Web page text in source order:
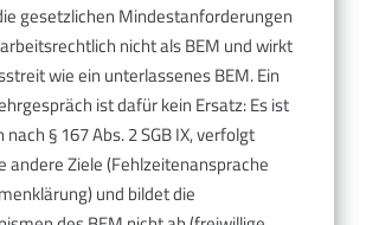
gesetzlichen Mindestanforderungen
nicht als BEM und wirkt
wie ein unterlassenes BEM. Ein
ist dafür kein Ersatz: Es ist
§ 167 Abs. 2 SGB IX, verfolgt
andere Ziele (Fehlzeitenansprache
und bildet die